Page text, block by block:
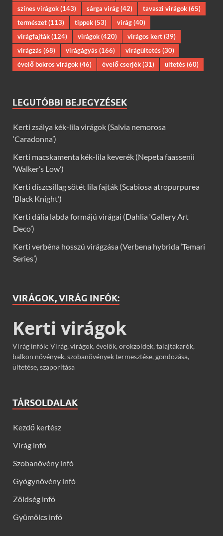
színes virágok(143) sárga virág(42) tavaszi virágok(65)
természet(113) tippek(53) virág(40)
virágfajták(124) virágok(420) virágos kert(39)
virágzás(68) virágágyás(166) virágültetés(30)
évelő bokros virágok(46) évelő cserjék(31) ültetés(60)
LEGUTÓBBI BEJEGYZÉSEK
Kerti zsálya kék-lila virágok (Salvia nemorosa
‘Caradonna’)
Kerti macskamenta kék-lila keverék (Nepeta faassenii
‘Walker’s Low’)
Kerti díszcsillag sötét lila fajták (Scabiosa atropurpurea
‘Black Knight’)
Kerti dália labda formájú virágai (Dahlia ‘Gallery Art
Deco’)
Kerti verbéna hosszú virágzása (Verbena hybrida ‘Temari
Series’)
VIRÁGOK, VIRÁG INFÓK:
Kerti virágok
Virág infók: Virág, virágok, évelők, örökzöldek, talajtakarók,
balkon növények, szobanövények termesztése, gondozása,
ültetése, szaporítása
TÁRSOLDALAK
Kezdő kertész
Virág infó
Szobanövény infó
Gyógynövény infó
Zöldség infó
Gyümölcs infó